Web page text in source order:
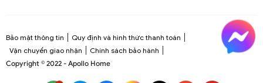
Bảo mật thông tin
Quy định và hình thức thanh toán
Vận chuyển giao nhận
Chính sách bảo hành
Copyright © 2022 - Apollo Home